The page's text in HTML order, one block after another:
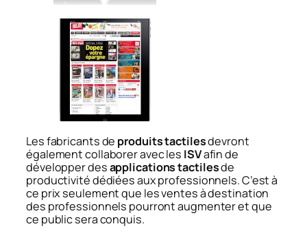
Les fabricants de produits tactilesdevront
également collaborer avec les ISVafin de
développer desapplications tactilesde
productivité dédiées aux professionnels. C’est à
ce prix seulement que les ventes à destination
des professionnels pourront augmenter et que
ce public sera conquis.